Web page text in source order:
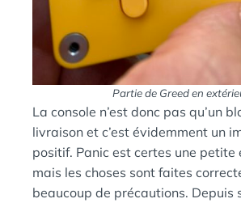
Partie de Greed en
La console n’est donc pas qu’un
livraison et c’est évidemment un
positif. Panic est certes une petite
mais les choses sont faites
beaucoup de précautions. Depuis